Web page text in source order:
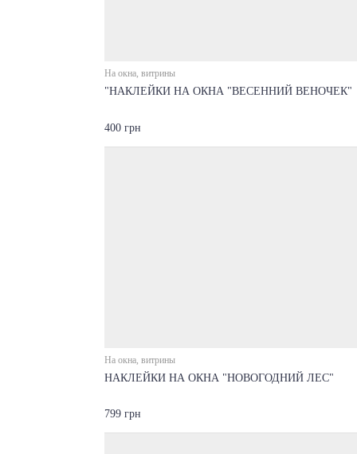
На окна, витрины
"НАКЛЕЙКИ НА ОКНА "ВЕСЕННИЙ ВЕНОЧЕК"
400 грн
На окна, витрины
НАКЛЕЙКИ НА ОКНА "НОВОГОДНИЙ ЛЕС"
799 грн